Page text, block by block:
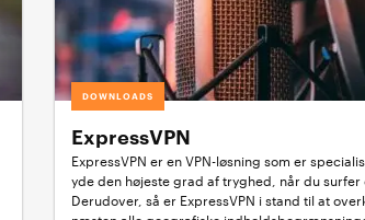
DOWNLOADS
ExpressVPN
ExpressVPN er en VPN-løsning som er
yde den højeste grad af tryghed, når du surfer
Derudover, så er ExpressVPN i stand til at